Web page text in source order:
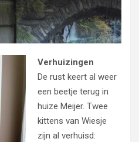
Verhuizingen
De rust keert al weer
een beetje terug in
huize Meijer. Twee
kittens van Wiesje
zijn al verhuisd: